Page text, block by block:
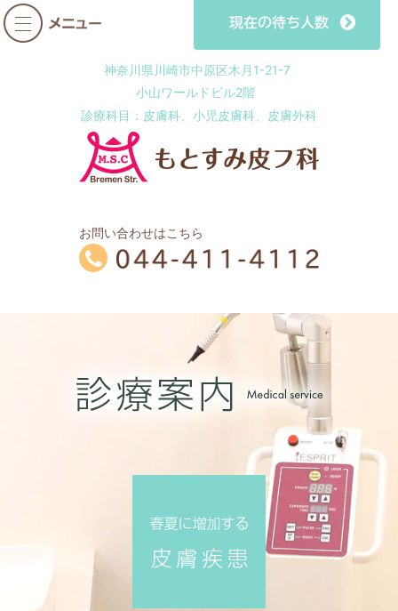
神奈川県川崎市中原区木月1-21-7
小山ワールドビル2階
診療科目：皮膚科、小児皮膚科、皮膚外科
お問い合わせはこちら